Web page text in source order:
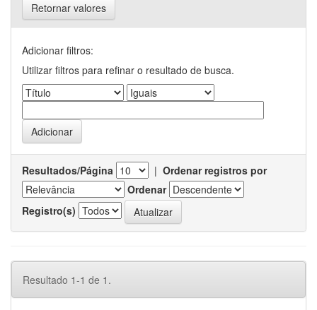
Retornar valores
Adicionar filtros:
Utilizar filtros para refinar o resultado de busca.
Resultados/Página | Ordenar registros por
Ordenar
Registro(s)
Resultado 1-1 de 1.